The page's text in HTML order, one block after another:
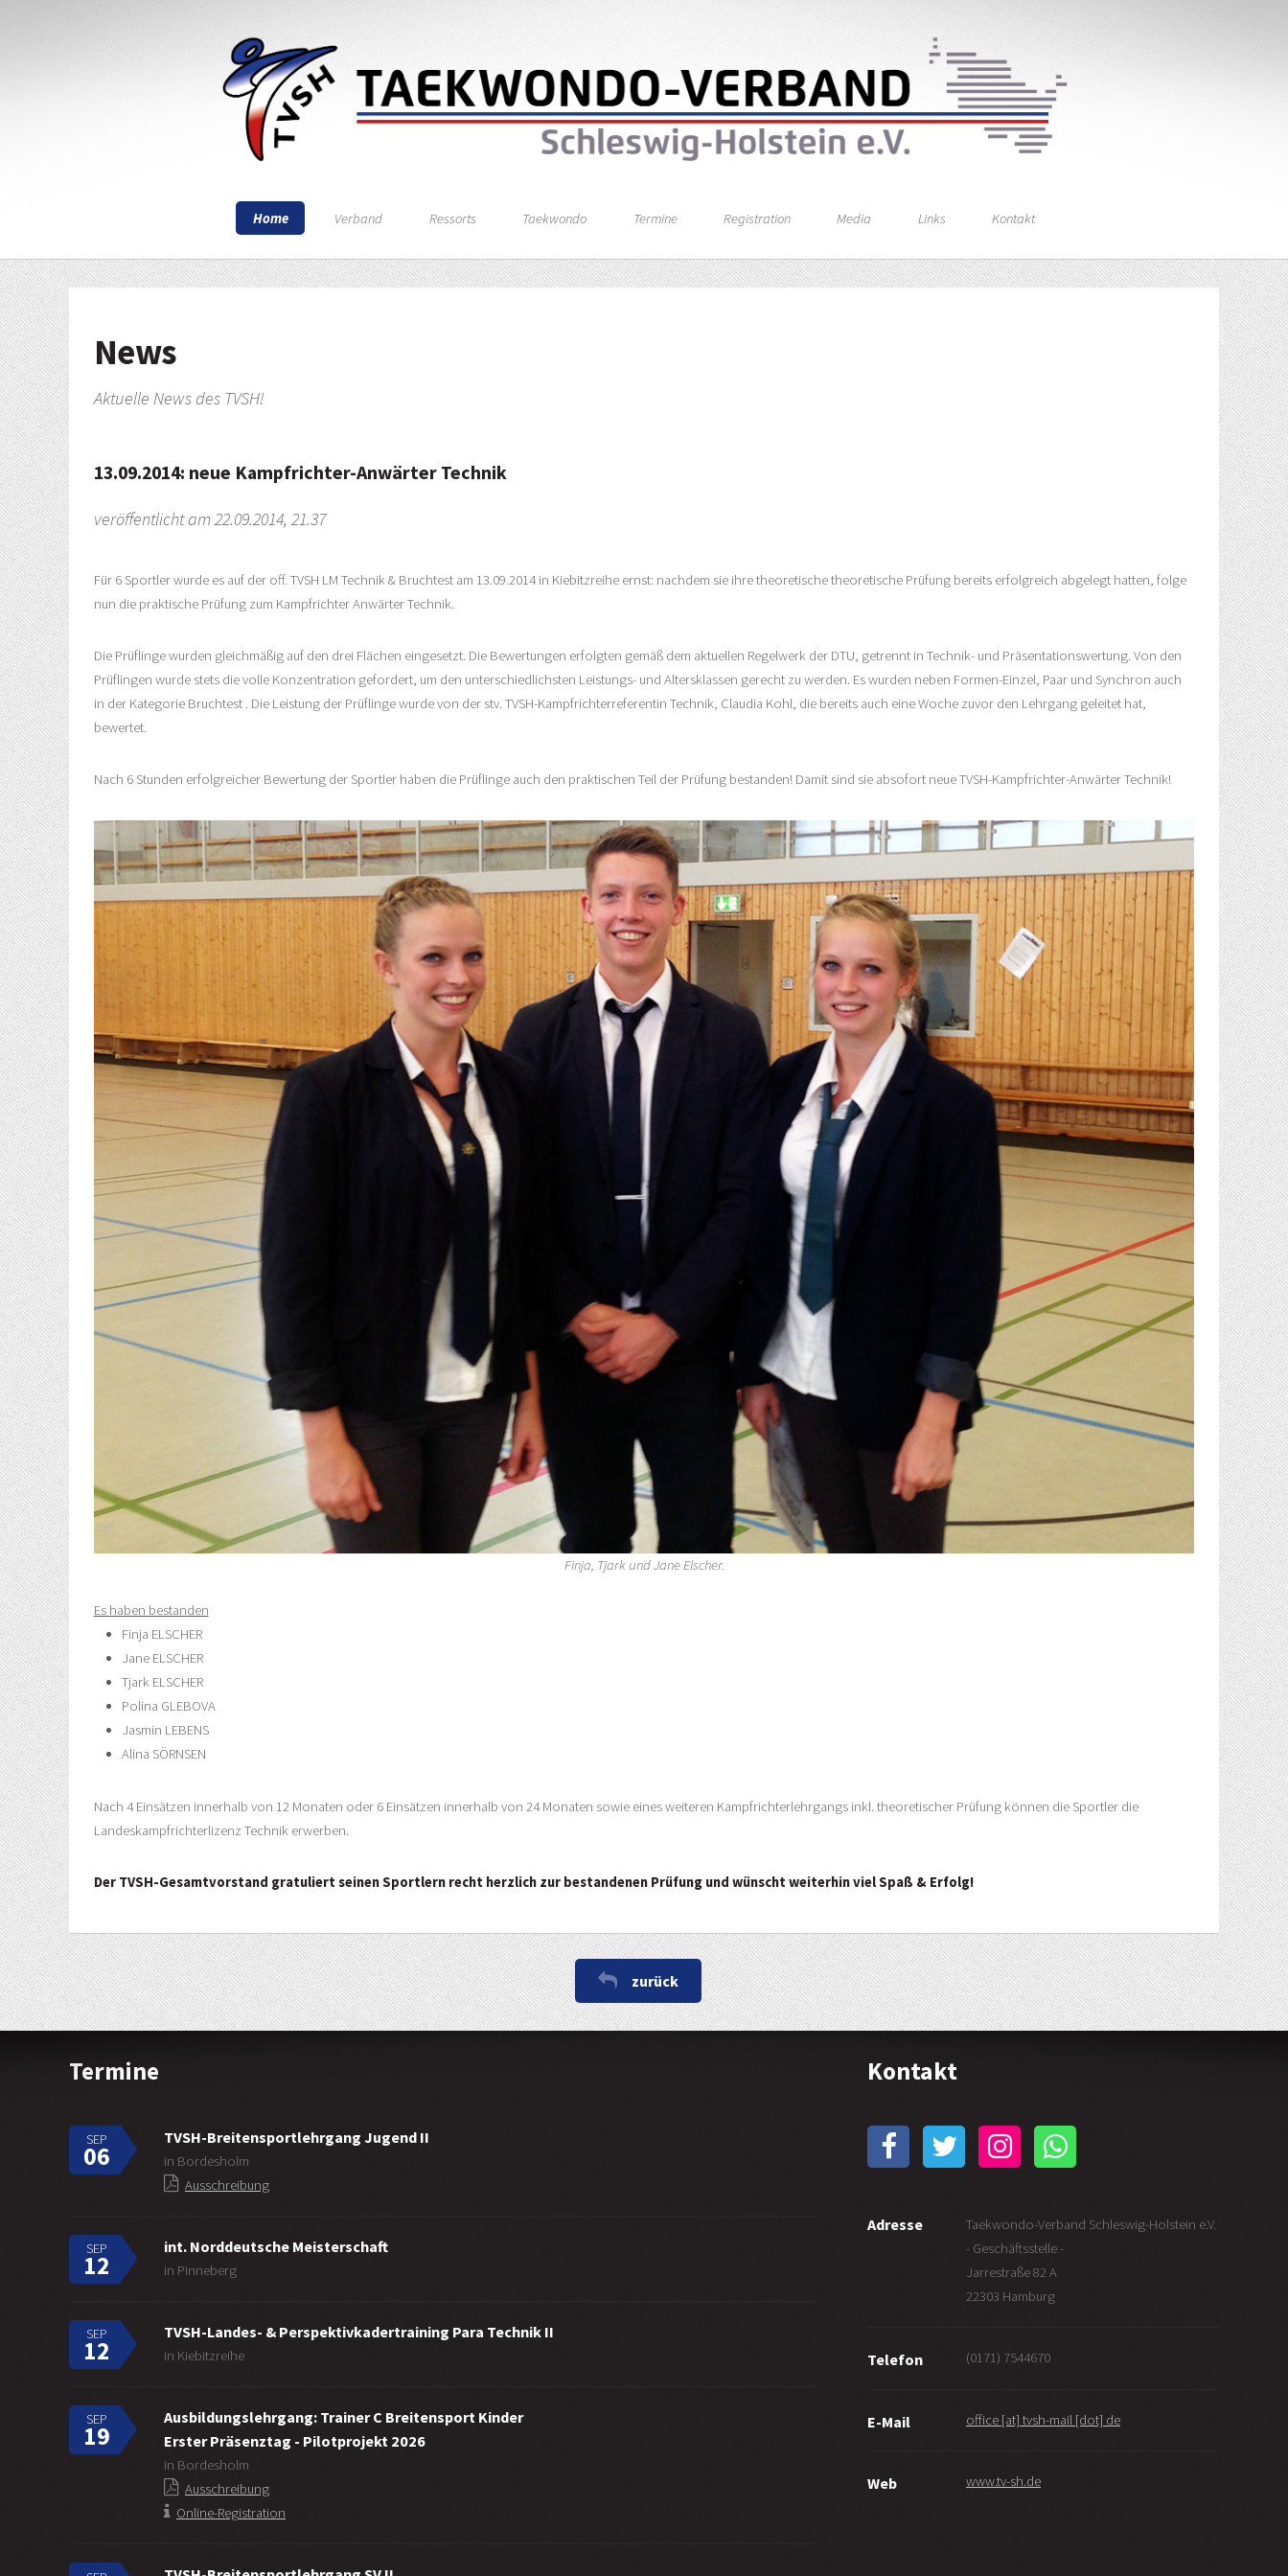
Home Verband Ressorts Taekwondo Termine Registration Media Links Kontakt
News
Aktuelle News des TVSH!
13.09.2014: neue Kampfrichter-Anwärter Technik
veröffentlicht am 22.09.2014, 21.37
Für 6 Sportler wurde es auf der off. TVSH LM Technik & Bruchtest am 13.09.2014 in Kiebitzreihe ernst: nachdem sie ihre theoretische theoretische Prüfung bereits erfolgreich abgelegt hatten, folge
nun die praktische Prüfung zum Kampfrichter Anwärter Technik.
Die Prüflinge wurden gleichmäßig auf den drei Flächen eingesetzt. Die Bewertungen erfolgten gemäß dem aktuellen Regelwerk der DTU, getrennt in Technik- und Präsentationswertung. Von den
Prüflingen wurde stets die volle Konzentration gefordert, um den unterschiedlichsten Leistungs- und Altersklassen gerecht zu werden. Es wurden neben Formen-Einzel, Paar und Synchron auch
in der Kategorie Bruchtest . Die Leistung der Prüflinge wurde von der stv. TVSH-Kampfrichterreferentin Technik, Claudia Kohl, die bereits auch eine Woche zuvor den Lehrgang geleitet hat,
bewertet.
Nach 6 Stunden erfolgreicher Bewertung der Sportler haben die Prüflinge auch den praktischen Teil der Prüfung bestanden! Damit sind sie absofort neue TVSH-Kampfrichter-Anwärter Technik!
Finja, Tjark und Jane Elscher.
Es haben bestanden
Finja ELSCHER
Jane ELSCHER
Tjark ELSCHER
Polina GLEBOVA
Jasmin LEBENS
Alina SÖRNSEN
Nach 4 Einsätzen innerhalb von 12 Monaten oder 6 Einsätzen innerhalb von 24 Monaten sowie eines weiteren Kampfrichterlehrgangs inkl. theoretischer Prüfung können die Sportler die
Landeskampfrichterlizenz Technik erwerben.
Der TVSH-Gesamtvorstand gratuliert seinen Sportlern recht herzlich zur bestandenen Prüfung und wünscht weiterhin viel Spaß & Erfolg!
zurück
Termine
SEP
06
TVSH-Breitensportlehrgang Jugend II
in Bordesholm
Ausschreibung
SEP
12
int. Norddeutsche Meisterschaft
in Pinneberg
SEP
12
TVSH-Landes- & Perspektivkadertraining Para Technik II
in Kiebitzreihe
SEP
19
Ausbildungslehrgang: Trainer C Breitensport Kinder
Erster Präsenztag - Pilotprojekt 2026
in Bordesholm
Ausschreibung
Online-Registration
Kontakt
Adresse
Taekwondo-Verband Schleswig-Holstein e.V.
- Geschäftsstelle -
Jarrestraße 82 A
22303 Hamburg
Telefon (0171) 7544670
E-Mail office [at] tvsh-mail [dot] de
Web www.tv-sh.de